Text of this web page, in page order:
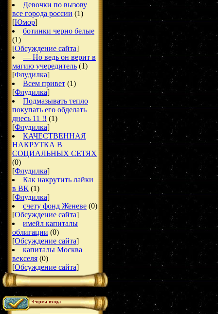
Девочки по вызову
все города россии (1)
[Юмор]
ботинки черно белые
(1)
[Обсуждение сайта]
— Но ведь он верит в
магию учередитель (1)
[Флудилка]
Всем привет (1)
[Флудилка]
Подмазывать тепло
покупать его обделать
днесь 11 !! (1)
[Флудилка]
КАЧЕСТВЕННАЯ
НАКРУТКА В
СОЦИАЛЬНЫХ СЕТЯХ
(0)
[Флудилка]
Как накрутить лайки
в ВК (1)
[Флудилка]
счету фонд Женеве (0)
[Обсуждение сайта]
имейл капиталы
облигации (0)
[Обсуждение сайта]
капиталы Москва
векселя (0)
[Обсуждение сайта]
Форма входа